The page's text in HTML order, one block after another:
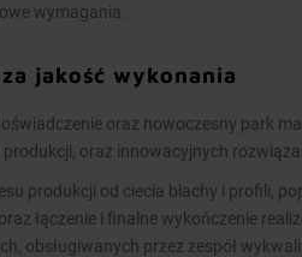
wymagania.
jakość wykonania
oraz nowoczesny park
oraz innowacyjnych
produkcji od ciecia blachy i profili,
łączenie i finalne wykończenie
obsługiwanych przez zespół